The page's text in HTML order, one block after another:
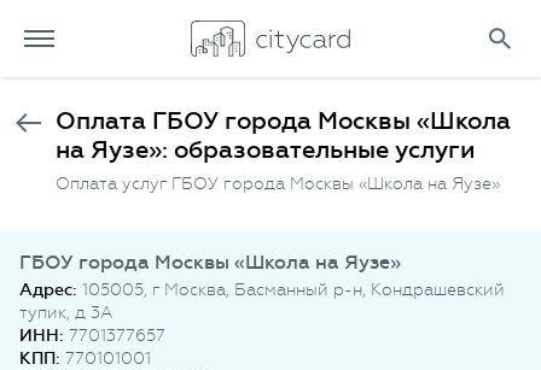
Оплата ГБОУ города Москвы «Школа
на Яузе»: образовательные услуги
Оплата услуг ГБОУ города Москвы «Школа на Яузе»
ГБОУ города Москвы «Школа на Яузе»
Адрес: 105005, г Москва, Басманный р-н, Кондрашевский
тупик, д 3А
ИНН: 7701377657
КПП: 770101001